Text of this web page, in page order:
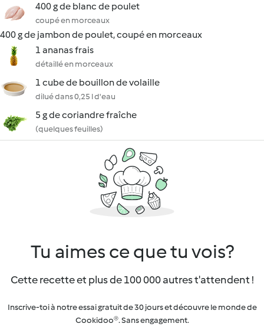
400 g de blanc de poulet
coupé en morceaux
400 g de jambon de poulet, coupé en morceaux
1 ananas frais
détaillé en morceaux
1 cube de bouillon de volaille
dilué dans 0,25 l d'eau
5 g de coriandre fraîche
(quelques feuilles)
Tu aimes ce que tu vois?
Cette recette et plus de 100 000 autres t'attendent !
Inscrive-toi à notre essai gratuit de 30 jours et découvre le monde de
Cookidoo®. Sans engagement.